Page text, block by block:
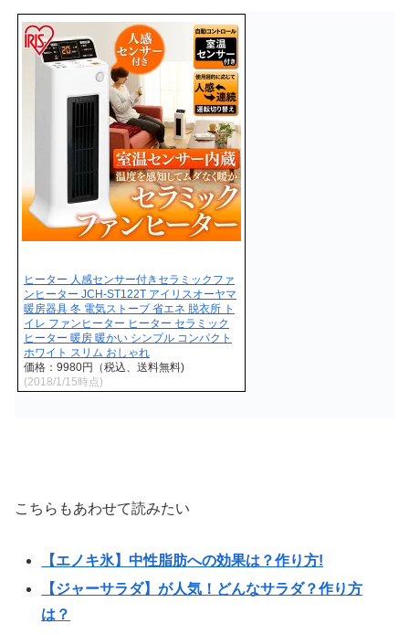
ヒーター 人感センサー付きセラミックファ
ンヒーター JCH-ST122T アイリスオーヤマ
暖房器具 冬 電気ストーブ 省エネ 脱衣所 ト
イレ ファンヒーター ヒーター セラミック
ヒーター 暖房 暖かい シンプル コンパクト
ホワイト スリム おしゃれ
価格：9980円（税込、送料無料)
(2018/1/15時点)
こちらもあわせて読みたい
【エノキ氷】中性脂肪への効果は？作り方!
【ジャーサラダ】が人気！どんなサラダ？作り方
は？